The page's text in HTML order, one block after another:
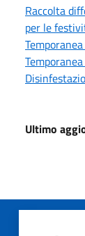
Raccolta
per le
Ultimo